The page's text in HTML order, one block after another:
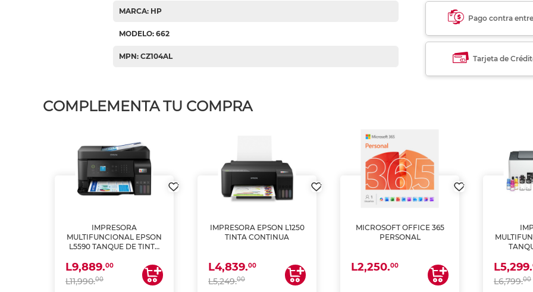
MARCA: HP
MODELO: 662
MPN: CZ104AL
Pago contra
Tarjeta de
COMPLEMENTA TU COMPRA
IMPRESORA
MULTIFUNCIONAL EPSON
L5590 TANQUE DE TINTA
ESCANEA)
L9,889.00
L11,990.00
IMPRESORA EPSON L1250
TINTA CONTINUA
L4,839.00
L5,249.00
MICROSOFT OFFICE 365
PERSONAL
L2,250.00 L5,299.
L6,799.00